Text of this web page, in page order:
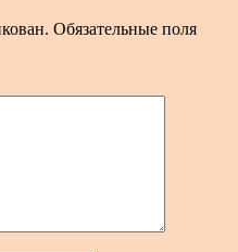
Обязательные поля